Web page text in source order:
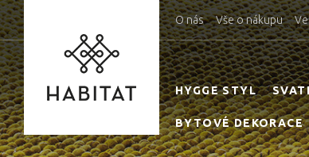
O nás Vše o nákupu
HYGGE STYL
BYTOVÉ DEKORACE